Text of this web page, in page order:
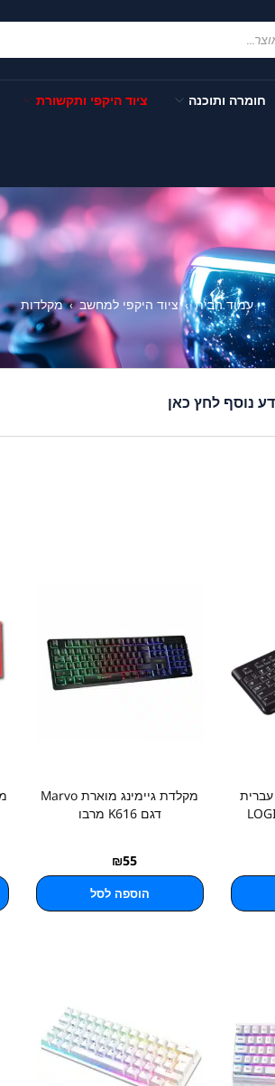
חומרה ותוכנה ציוד היקפי ותקשורת
עמוד הבית › ציוד היקפי למחשב › מקלדות
נוסף לחץ כאן
מקלדת גיימינג מוארת Marvo
דגם K616 מרבו
₪55
הוספה לסל